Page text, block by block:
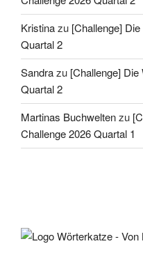
Kristinazu [Challenge]
Quartal 2
Sandrazu [Challenge]
Quartal 2
Martinas Buchweltenzu
Challenge 2026 Quartal 1